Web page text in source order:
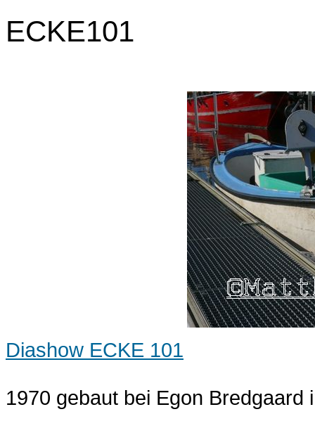
ECKE101
Diashow ECKE 101
1970 gebaut bei Egon Bredgaard